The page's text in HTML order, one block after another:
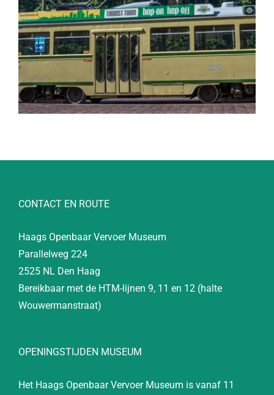
CONTACT EN ROUTE
Haags Openbaar Vervoer Museum
Parallelweg 224
2525 NL Den Haag
Bereikbaar met de HTM-lijnen 9, 11 en 12 (halte
Wouwermanstraat)
OPENINGSTIJDEN MUSEUM
Het Haags Openbaar Vervoer Museum is vanaf 11